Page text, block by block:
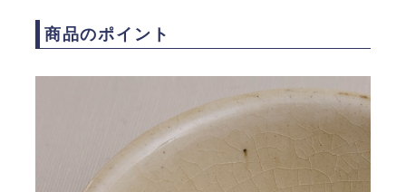
商品のポイント